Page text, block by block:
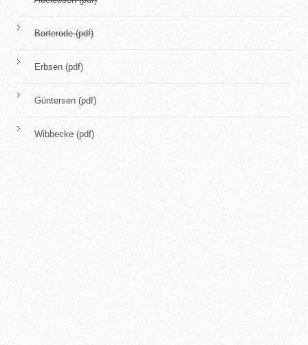
Barterode (pdf)
Erbsen (pdf)
Güntersen (pdf)
Wibbecke (pdf)